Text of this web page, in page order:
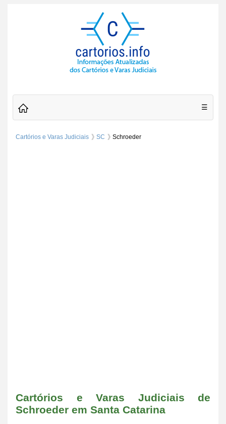
☰
Cartórios e Varas Judiciais SC Schroeder
Cartórios e Varas Judiciais de
Schroeder em Santa Catarina